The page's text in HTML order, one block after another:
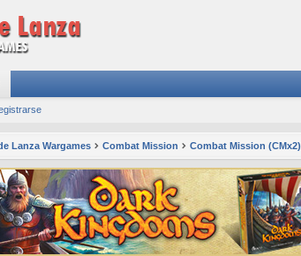
Lanza Wargames Combat Mission Combat Mission (CMx2)